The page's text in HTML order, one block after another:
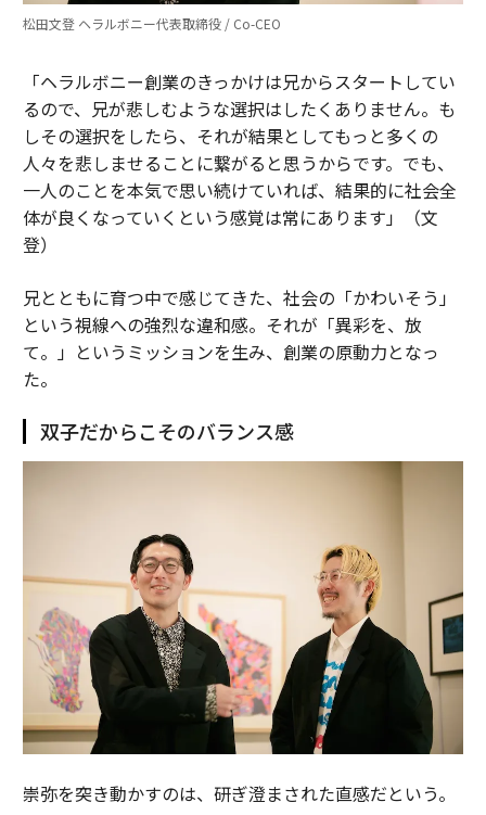
松田文登 ヘラルボニー代表取締役 / Co-CEO
「ヘラルボニー創業のきっかけは兄からスタートしてい
るので、兄が悲しむような選択はしたくありません。も
しその選択をしたら、それが結果としてもっと多くの
人々を悲しませることに繋がると思うからです。でも、
一人のことを本気で思い続けていれば、結果的に社会全
体が良くなっていくという感覚は常にあります」（文
登）
兄とともに育つ中で感じてきた、社会の「かわいそう」
という視線への強烈な違和感。それが「異彩を、放
て。」というミッションを生み、創業の原動力となっ
た。
双子だからこそのバランス感
崇弥を突き動かすのは、研ぎ澄まされた直感だという。